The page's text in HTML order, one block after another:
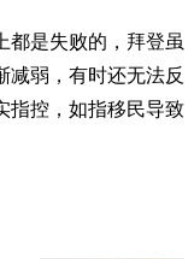
都是失败的，拜登虽
减弱，有时还无法反
指控，如指移民导致